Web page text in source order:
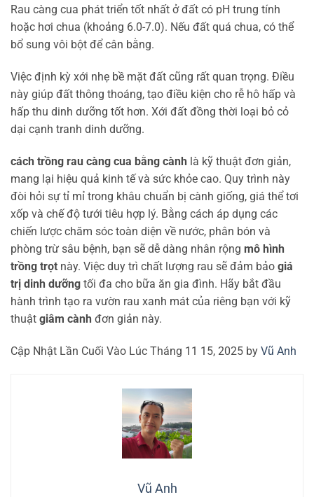
Rau càng cua phát triển tốt nhất ở đất có pH trung tính
hoặc hơi chua (khoảng 6.0-7.0). Nếu đất quá chua, có thể
bổ sung vôi bột để cân bằng.
Việc định kỳ xới nhẹ bề mặt đất cũng rất quan trọng. Điều
này giúp đất thông thoáng, tạo điều kiện cho rễ hô hấp và
hấp thu dinh dưỡng tốt hơn. Xới đất đồng thời loại bỏ cỏ
dại cạnh tranh dinh dưỡng.
cách trồng rau càng cua bằng cành là kỹ thuật đơn giản,
mang lại hiệu quả kinh tế và sức khỏe cao. Quy trình này
đòi hỏi sự tỉ mỉ trong khâu chuẩn bị cành giống, giá thể tơi
xốp và chế độ tưới tiêu hợp lý. Bằng cách áp dụng các
chiến lược chăm sóc toàn diện về nước, phân bón và
phòng trừ sâu bệnh, bạn sẽ dễ dàng nhân rộng mô hình
trồng trọt này. Việc duy trì chất lượng rau sẽ đảm bảo giá
trị dinh dưỡng tối đa cho bữa ăn gia đình. Hãy bắt đầu
hành trình tạo ra vườn rau xanh mát của riêng bạn với kỹ
thuật giâm cành đơn giản này.
Cập Nhật Lần Cuối Vào Lúc Tháng 11 15, 2025 by Vũ Anh
Vũ Anh